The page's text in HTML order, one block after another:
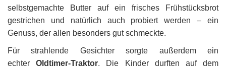
selbstgemachte Butter auf ein frisches Frühstücksbrot
gestrichen und natürlich auch probiert werden – ein
Genuss, der allen besonders gut schmeckte.
Für strahlende Gesichter sorgte außerdem ein
echterOldtimer-Traktor. Die Kinder durften auf dem